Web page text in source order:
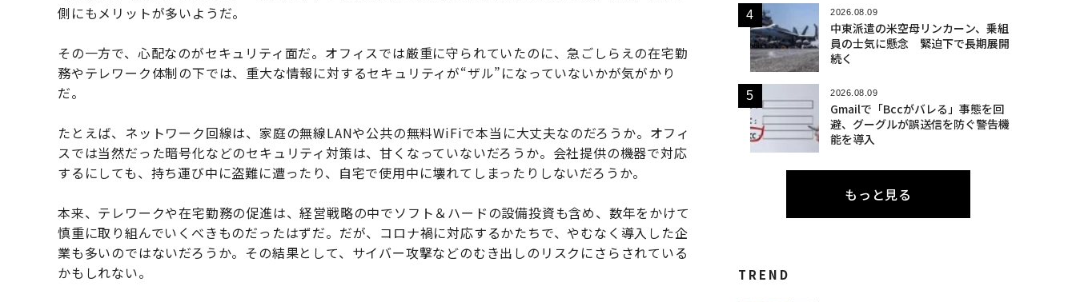
側にもメリットが多いようだ。
その一方で、心配なのがセキュリティ面だ。オフィスでは厳重に守られていたのに、急ごしらえの在宅勤
務やテレワーク体制の下では、重大な情報に対するセキュリティが“ザル”になっていないかが気がかり
だ。
たとえば、ネットワーク回線は、家庭の無線LANや公共の無料WiFiで本当に大丈夫なのだろうか。オフィ
スでは当然だった暗号化などのセキュリティ対策は、甘くなっていないだろうか。会社提供の機器で対応
するにしても、持ち運び中に盗難に遭ったり、自宅で使用中に壊れてしまったりしないだろうか。
本来、テレワークや在宅勤務の促進は、経営戦略の中でソフト＆ハードの設備投資も含め、数年をかけて
慎重に取り組んでいくべきものだったはずだ。だが、コロナ禍に対応するかたちで、やむなく導入した企
業も多いのではないだろうか。その結果として、サイバー攻撃などのむき出しのリスクにさらされている
かもしれない。
2026.08.09
中東派遣の米空母リンカーン、乗組
員の士気に懸念 緊迫下で長期展開
続く
2026.08.09
Gmailで「Bccがバレる」事態を回
避、グーグルが誤送信を防ぐ警告機
能を導入
もっと見る
TREND